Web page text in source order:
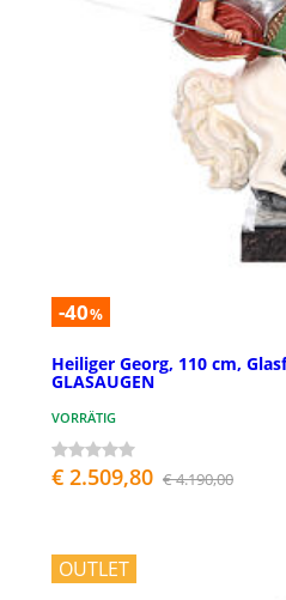
-40%
Heiliger Georg, 110 cm,
GLASAUGEN
VORRÄTIG
€ 2.509,80 € 4.190,00
OUTLET